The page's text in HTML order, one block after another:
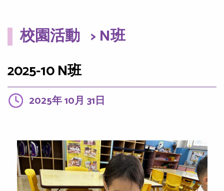
校園活動 > N班
2025-10 N班
2025年 10月 31日